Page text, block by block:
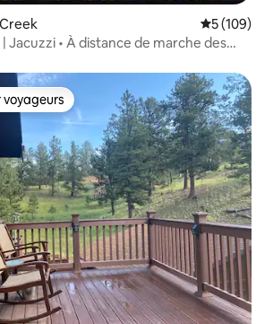
Évaluation
5 (109)
Jacuzzi • À distance de marche des
les plus appréciés